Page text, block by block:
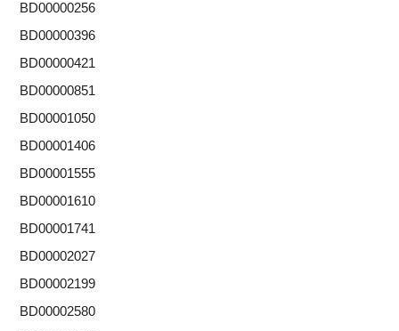
BD00000256
BD00000396
BD00000421
BD00000851
BD00001050
BD00001406
BD00001555
BD00001610
BD00001741
BD00002027
BD00002199
BD00002580